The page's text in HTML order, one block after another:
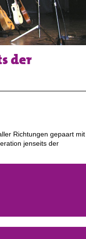
der
Richtungen gepaart mit
jenseits der